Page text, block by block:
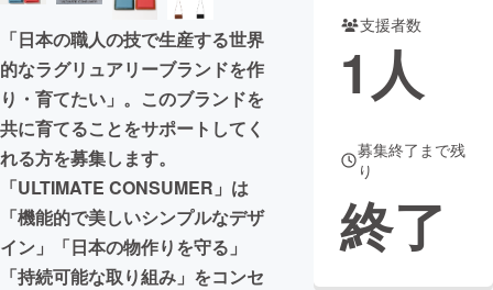
CAMPFIREふるさと納税
コミュニティ
「日本の職人の技で生産する世界
的なラグリュアリーブランドを作
り・育てたい」。このブランドを
共に育てることをサポートしてく
れる方を募集します。
「ULTIMATE CONSUMER」は
「機能的で美しいシンプルなデザ
イン」「日本の物作りを守る」
「持続可能な取り組み」をコンセ
支援者数
1人
募集終了まで残
り
終了